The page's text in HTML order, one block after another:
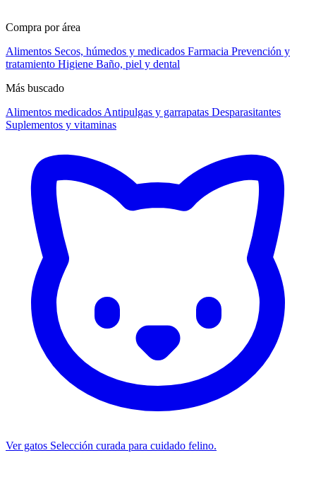
Compra por área
Alimentos Secos, húmedos y medicados Farmacia Prevención y
tratamiento Higiene Baño, piel y dental
Más buscado
Alimentos medicados Antipulgas y garrapatas Desparasitantes
Suplementos y vitaminas
Ver gatos Selección curada para cuidado felino.